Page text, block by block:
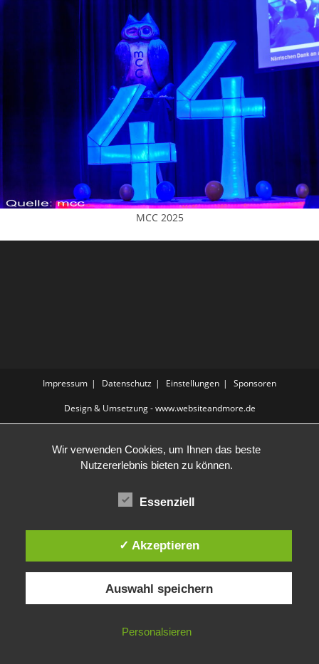
MCC 2025
Impressum Datenschutz Einstellungen Sponsoren
Design & Umsetzung - www.websiteandmore.de
Wir verwenden Cookies, um Ihnen das beste
Nutzererlebnis bieten zu können.
Essenziell
✓ Akzeptieren
Auswahl speichern
Personalsieren